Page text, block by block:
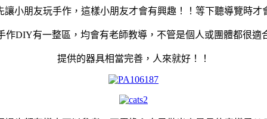
讓小朋友玩手作，這樣小朋友才會有興趣！！等下聽導覽時才
作DIY有一整區，均會有老師教導，不管是個人或團體都很適
提供的器具相當完善，人來就好！！